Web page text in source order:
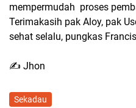
mempermudah proses
Terimakasih pak Aloy, pak
sehat selalu, pungkas
✍️ Jhon
Sekadau